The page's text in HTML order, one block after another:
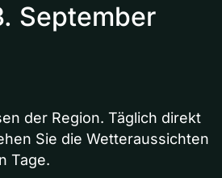
September
der Region. Täglich direkt
Sie die Wetteraussichten
Tage.